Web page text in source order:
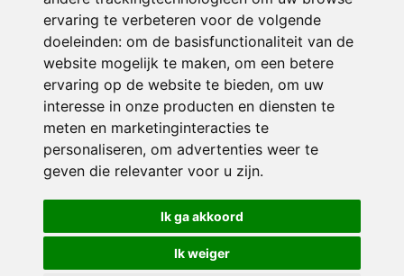
ervaring te verbeteren voor de volgende
doeleinden: om de basisfunctionaliteit van de
website mogelijk te maken, om een betere
ervaring op de website te bieden, om uw
interesse in onze producten en diensten te
meten en marketinginteracties te
personaliseren, om advertenties weer te
geven die relevanter voor u zijn.
Ik ga akkoord
Ik weiger
© 2026 De Vlinder | Alle rechten voorbehouden
Privacy policy|Disclaimer| Klachtenregeling|RSIN en Anbi
voorkeuren
Crealisatie The MindOffice